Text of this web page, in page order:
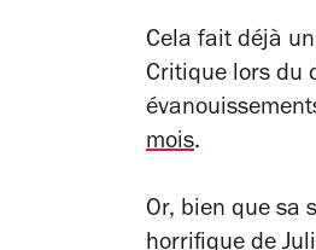
Cela fait déjà
Critique lors du
mois.
Or, bien que sa
horrifique de